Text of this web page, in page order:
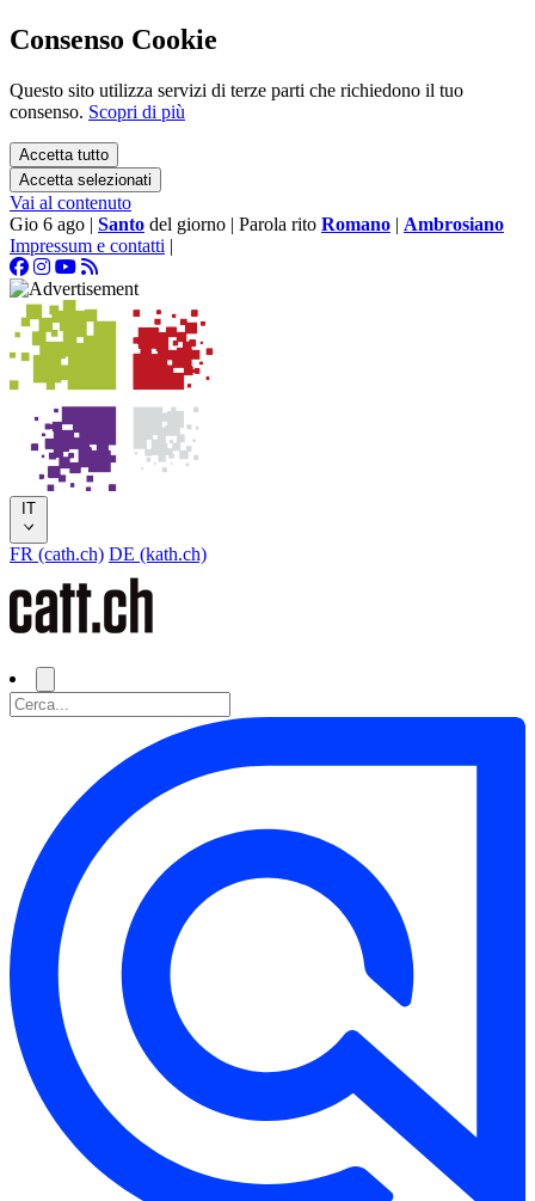
Consenso Cookie
Questo sito utilizza servizi di terze parti che richiedono il tuo
consenso. Scopri di più
Accetta tutto
Accetta selezionati
Vai al contenuto
Gio 6 ago | Santo del giorno | Parola rito Romano | Ambrosiano
Impressum e contatti |
IT
FR (cath.ch) DE (kath.ch)